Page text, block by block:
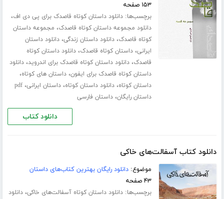
۱۵۳ صفحه
برچسب‌ها:دانلود داستان کوتاه قاصدک برای پی دی اف،
دانلود مجموعه داستان کوتاه قاصدک، مجموعه داستان
کوتاه قاصدک،دانلود داستان زندگی،دانلود داستان
ایرانی،داستان کوتاه قاصدک،دانلود داستان کوتاه
قاصدک،دانلود داستان کوتاه قاصدک برای اندروید،دانلود
داستان کوتاه قاصدک برای ایفون،داستان های کوتاه،
داستان کوتاه،دانلود داستان کوتاه،داستان ایرانی،pdf
داستان رایگان،داستان فارسی
دانلود کتاب
دانلود کتاب آسفالت‌های خاکی
موضوع:دانلود رایگان بهترین کتاب‌های داستان
۴۳ صفحه
برچسب‌ها:دانلود داستان کوتاه آسفالت‌های خاکی،دانلود